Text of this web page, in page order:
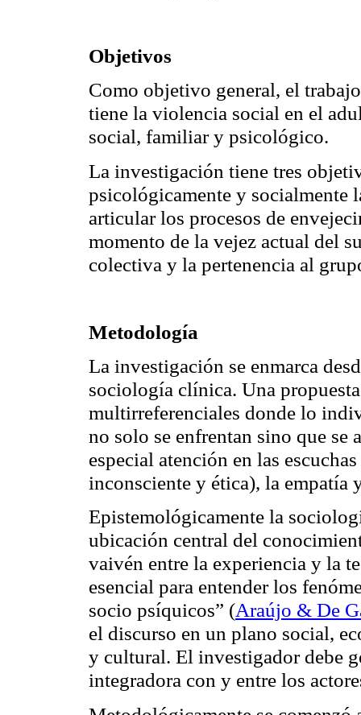
Objetivos
Como objetivo general, el
tiene la violencia social en el
social, familiar y psicológico.
La investigación tiene tres
psicológicamente y socialmente
articular los procesos de
momento de la vejez actual del
colectiva y la pertenencia al
Metodología
La investigación se enmarca
sociología clínica. Una
multirreferenciales donde lo
no solo se enfrentan sino que se
especial atención en las
inconsciente y ética), la empatía
Epistemológicamente la
ubicación central del
vaivén entre la experiencia y la
esencial para entender los
socio psíquicos” (Araújo & De
el discurso en un plano social,
y cultural. El investigador debe
integradora con y entre los